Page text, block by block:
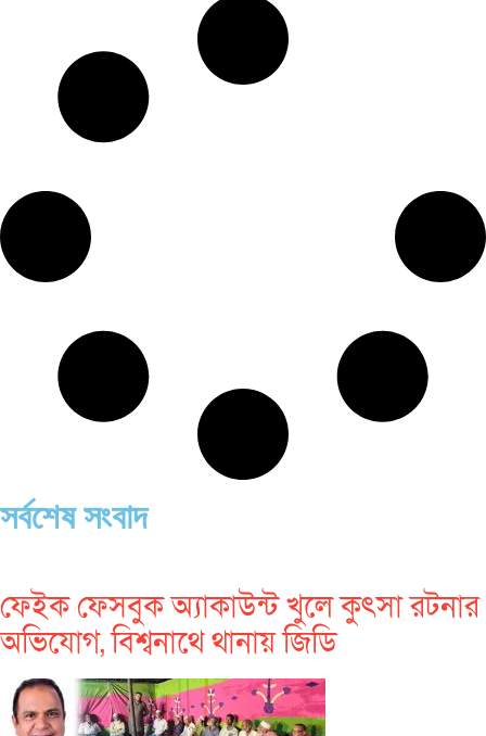
সর্বশেষ সংবাদ
ফেইক ফেসবুক অ্যাকাউন্ট খুলে কুৎসা রটনার
অভিযোগ, বিশ্বনাথে থানায় জিডি